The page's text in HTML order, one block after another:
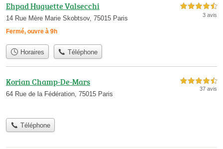
Ehpad Huguette Valsecchi
14 Rue Mère Marie Skobtsov, 75015 Paris
Fermé, ouvre à 9h
4,5 étoiles sur 5
3 avis
Horaires Téléphone
Korian Champ-De-Mars
64 Rue de la Fédération, 75015 Paris
4,5 étoiles sur 5
37 avis
Téléphone